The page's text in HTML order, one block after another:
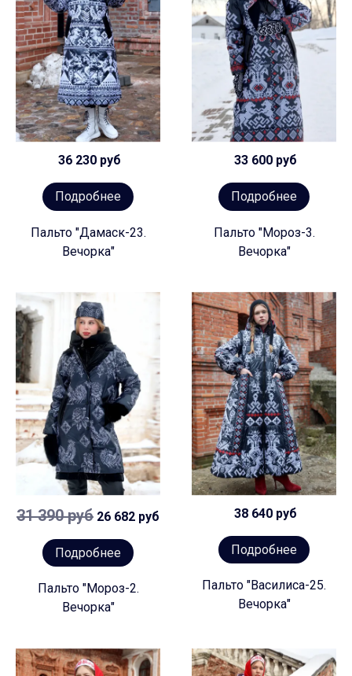
36 230 руб
Подробнее
Пальто "Дамаск-23.
Вечорка"
33 600 руб
Подробнее
Пальто "Мороз-3.
Вечорка"
31 390 руб 26 682 руб
Подробнее
Пальто "Мороз-2.
Вечорка"
38 640 руб
Подробнее
Пальто "Василиса-25.
Вечорка"